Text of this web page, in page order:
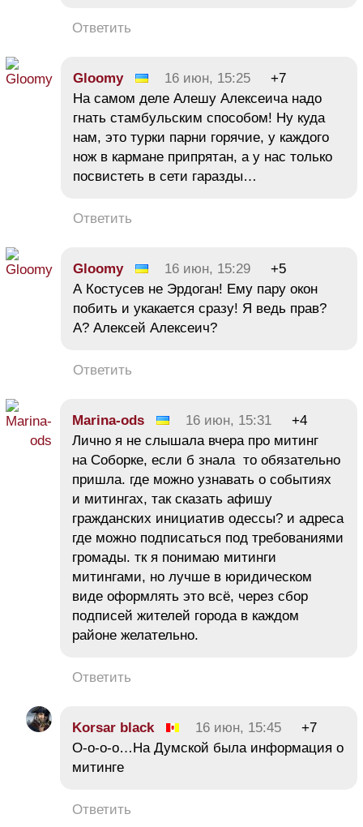
Ответить
Gloomy 16 июн, 15:25
+7
На самом деле Алешу Алексеича надо
гнать стамбульским способом! Ну куда
нам, это турки парни горячие, у каждого
нож в кармане припрятан, а у нас только
посвистеть в сети гаразды…
Ответить
Gloomy 16 июн, 15:29
+5
А Костусев не Эрдоган! Ему пару окон
побить и укакается сразу! Я ведь прав?
А? Алексей Алексеич?
Ответить
Marina-ods 16 июн, 15:31
+4
Лично я не слышала вчера про митинг
на Соборке, если б знала то обязательно
пришла. где можно узнавать о событиях
и митингах, так сказать афишу
гражданских инициатив одессы? и адреса
где можно подписаться под требованиями
громады. тк я понимаю митинги
митингами, но лучше в юридическом
виде оформлять это всё, через сбор
подписей жителей города в каждом
районе желательно.
Ответить
Korsar black 16 июн, 15:45
+7
О-о-о-о…На Думской была информация о
митинге
Ответить